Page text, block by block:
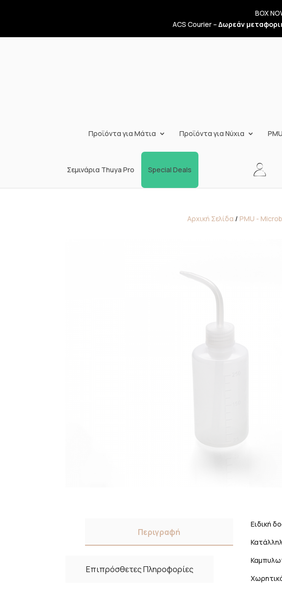
BOX
ACS Courier – Δωρεάν
Προϊόντα για Μάτια Προϊόντα για Νύχια
Σεμινάρια Thuya Pro Special Deals
Αρχική Σελίδα / PMU -
Περιγραφή
Επιπρόσθετες Πληροφορίες
Ειδική